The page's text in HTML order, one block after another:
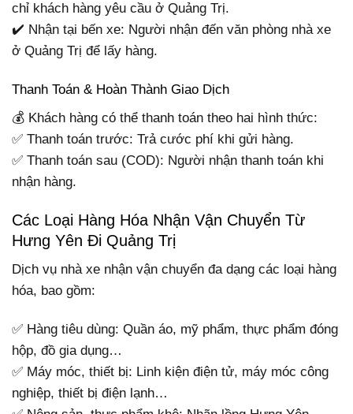
chỉ khách hàng yêu cầu ở Quảng Trị.
✔️ Nhận tại bến xe: Người nhận đến văn phòng nhà xe
ở Quảng Trị để lấy hàng.
Thanh Toán & Hoàn Thành Giao Dịch
💰 Khách hàng có thể thanh toán theo hai hình thức:
✅ Thanh toán trước: Trả cước phí khi gửi hàng.
✅ Thanh toán sau (COD): Người nhận thanh toán khi
nhận hàng.
Các Loại Hàng Hóa Nhận Vận Chuyển Từ
Hưng Yên Đi Quảng Trị
Dịch vụ nhà xe nhận vận chuyển đa dạng các loại hàng
hóa, bao gồm:
✅ Hàng tiêu dùng: Quần áo, mỹ phẩm, thực phẩm đóng
hộp, đồ gia dụng…
✅ Máy móc, thiết bị: Linh kiện điện tử, máy móc công
nghiệp, thiết bị điện lạnh…